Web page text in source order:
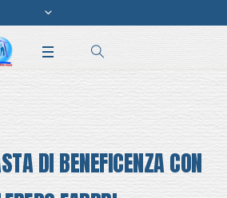
DI BENEFICENZA CON